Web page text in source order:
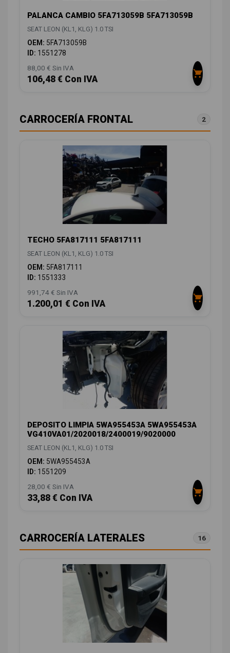
PALANCA CAMBIO 5FA713059B 5FA713059B
SEAT LEON (KL1, KLG) 1.0 TSI
OEM: 5FA713059B
ID: 1551278
88,00 € Sin IVA
106,48 € Con IVA
CARROCERÍA FRONTAL 2
TECHO 5FA817111 5FA817111
SEAT LEON (KL1, KLG) 1.0 TSI
OEM: 5FA817111
ID: 1551333
991,74 € Sin IVA
1.200,01 € Con IVA
DEPOSITO LIMPIA 5WA955453A 5WA955453A
VG410VA01/2020018/2400019/9020000
SEAT LEON (KL1, KLG) 1.0 TSI
OEM: 5WA955453A
ID: 1551209
28,00 € Sin IVA
33,88 € Con IVA
CARROCERÍA LATERALES 16